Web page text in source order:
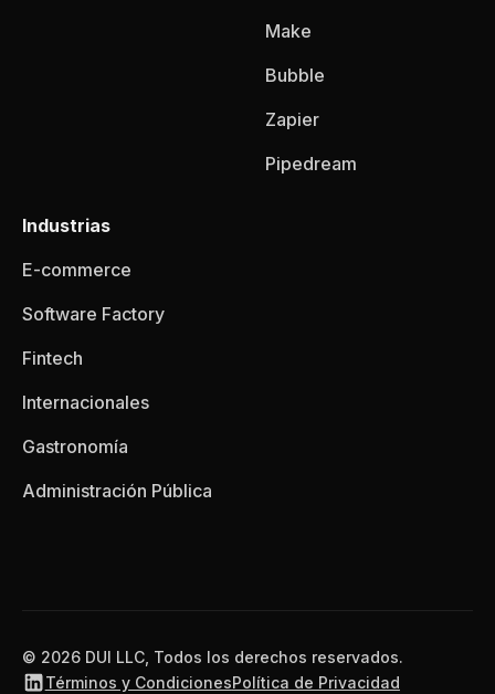
Make
Bubble
Zapier
Pipedream
Industrias
E-commerce
Software Factory
Fintech
Internacionales
Gastronomía
Administración Pública
© 2026 DUI LLC, Todos los derechos reservados.
Términos y CondicionesPolítica de Privacidad